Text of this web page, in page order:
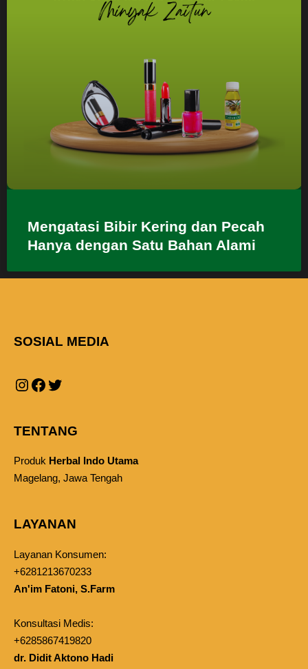
Mengatasi Bibir Kering dan Pecah
Hanya dengan Satu Bahan Alami
SOSIAL MEDIA
TENTANG
Produk Herbal Indo Utama
Magelang, Jawa Tengah
LAYANAN
Layanan Konsumen:
+6281213670233
An'im Fatoni, S.Farm
Konsultasi Medis:
+6285867419820
dr. Didit Aktono Hadi